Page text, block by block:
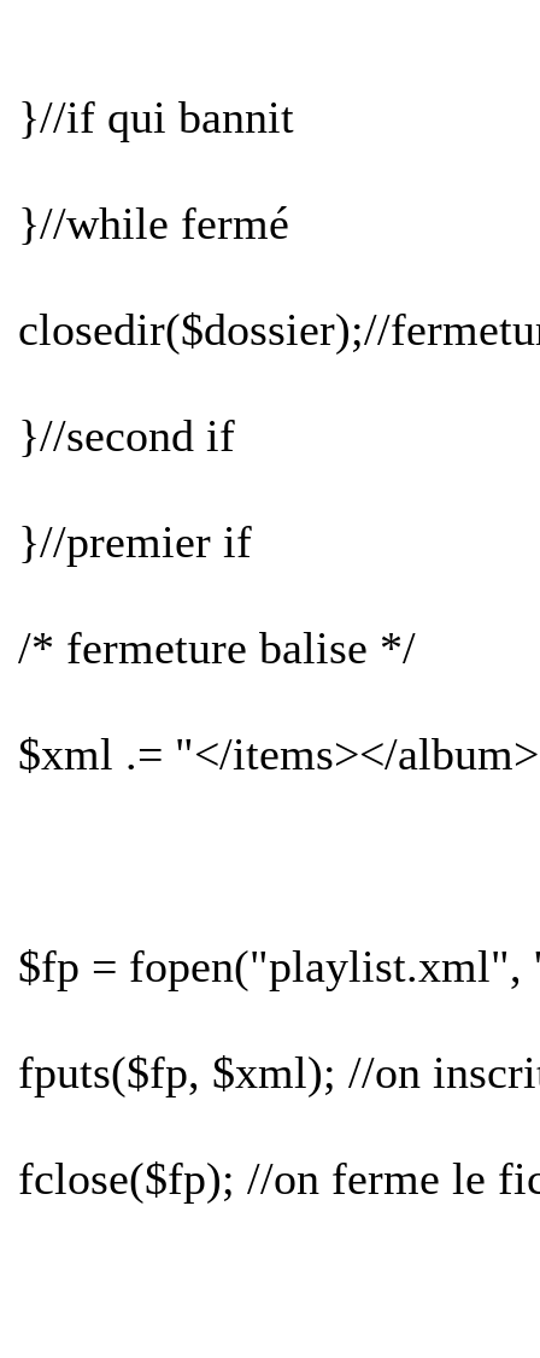
}//if qui bannit
}//while fermé
closedir($dossier);//
}//second if
}//premier if
/* fermeture balise */
$xml .= "</items></
$fp = fopen("playlist.xml",
fputs($fp, $xml); //on
fclose($fp); //on ferme le